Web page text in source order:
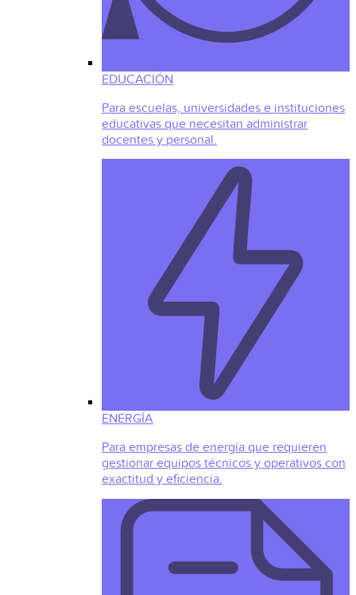
EDUCACIÓN
Para escuelas, universidades e instituciones
educativas que necesitan administrar
docentes y personal.
ENERGÍA
Para empresas de energía que requieren
gestionar equipos técnicos y operativos con
exactitud y eficiencia.